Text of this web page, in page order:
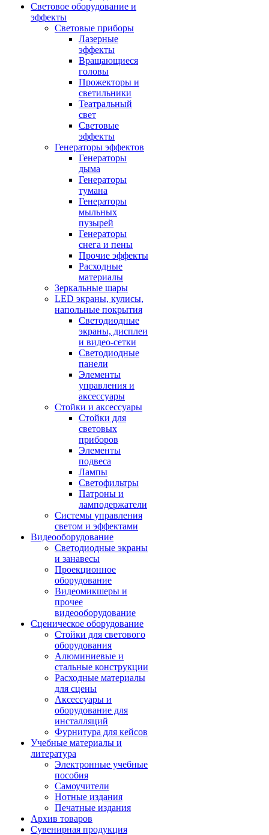
Световое оборудование и
эффекты
Световые приборы
Лазерные
эффекты
Вращающиеся
головы
Прожекторы и
светильники
Театральный
свет
Световые
эффекты
Генераторы эффектов
Генераторы
дыма
Генераторы
тумана
Генераторы
мыльных
пузырей
Генераторы
снега и пены
Прочие эффекты
Расходные
материалы
Зеркальные шары
LED экраны, кулисы,
напольные покрытия
Светодиодные
экраны, дисплеи
и видео-сетки
Светодиодные
панели
Элементы
управления и
аксессуары
Стойки и аксессуары
Стойки для
световых
приборов
Элементы
подвеса
Лампы
Светофильтры
Патроны и
ламподержатели
Системы управления
светом и эффектами
Видеооборудование
Светодиодные экраны
и занавесы
Проекционное
оборудование
Видеомикшеры и
прочее
видеооборудование
Сценическое оборудование
Стойки для светового
оборудования
Алюминиевые и
стальные конструкции
Расходные материалы
для сцены
Аксессуары и
оборудование для
инсталляций
Фурнитура для кейсов
Учебные материалы и
литература
Электронные учебные
пособия
Самоучители
Нотные издания
Печатные издания
Архив товаров
Сувенирная продукция